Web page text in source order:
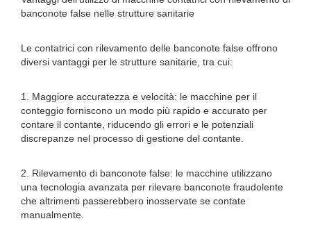
banconote false nelle strutture sanitarie
Le contatrici con rilevamento delle banconote false offrono
diversi vantaggi per le strutture sanitarie, tra cui:
1. Maggiore accuratezza e velocità: le macchine per il
conteggio forniscono un modo più rapido e accurato per
contare il contante, riducendo gli errori e le potenziali
discrepanze nel processo di gestione del contante.
2. Rilevamento di banconote false: le macchine utilizzano
una tecnologia avanzata per rilevare banconote fraudolente
che altrimenti passerebbero inosservate se contate
manualmente.